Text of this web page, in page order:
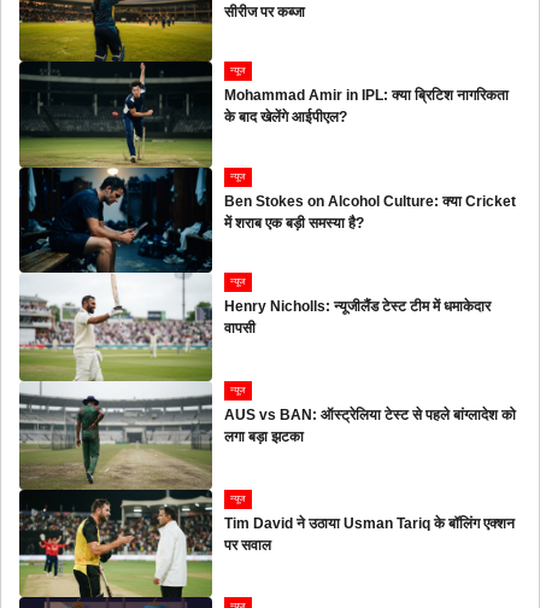
सीरीज पर कब्जा
न्यूज
Mohammad Amir in IPL: क्या ब्रिटिश नागरिकता
के बाद खेलेंगे आईपीएल?
न्यूज
Ben Stokes on Alcohol Culture: क्या Cricket
में शराब एक बड़ी समस्या है?
न्यूज
Henry Nicholls: न्यूजीलैंड टेस्ट टीम में धमाकेदार
वापसी
न्यूज
AUS vs BAN: ऑस्ट्रेलिया टेस्ट से पहले बांग्लादेश को
लगा बड़ा झटका
न्यूज
Tim David ने उठाया Usman Tariq के बॉलिंग एक्शन
पर सवाल